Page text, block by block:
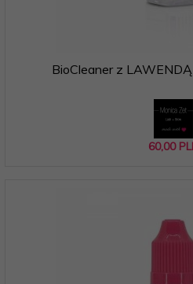
BioCleaner z
60,00